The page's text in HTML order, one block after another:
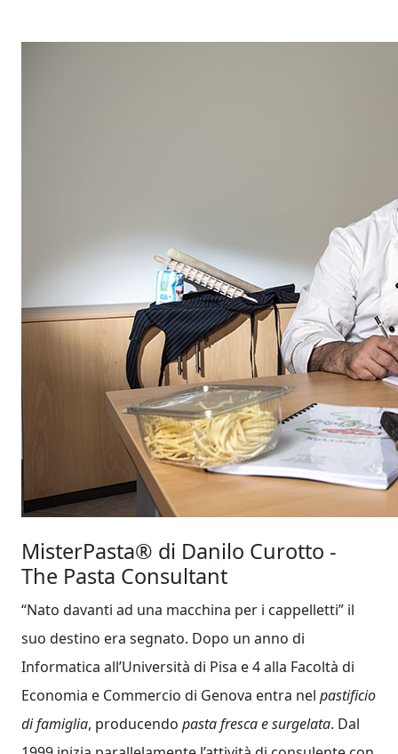
MisterPasta® di Danilo Curotto -
The Pasta Consultant
“Nato davanti ad una macchina per i cappelletti” il
suo destino era segnato. Dopo un anno di
Informatica all’Università di Pisa e 4 alla Facoltà di
Economia e Commercio di Genova entra nel pastificio
di famiglia, producendo pasta fresca e surgelata. Dal